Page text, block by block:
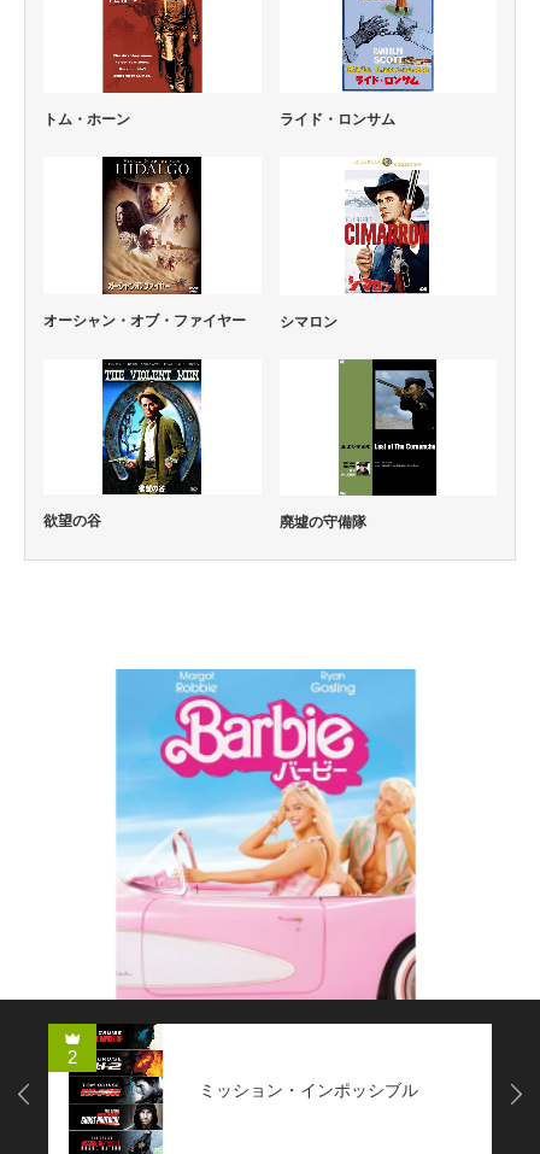
トム・ホーン ライド・ロンサム
オーシャン・オブ・ファイヤー シマロン
欲望の谷 廃墟の守備隊
2
ミッション・インポッシブル
Next